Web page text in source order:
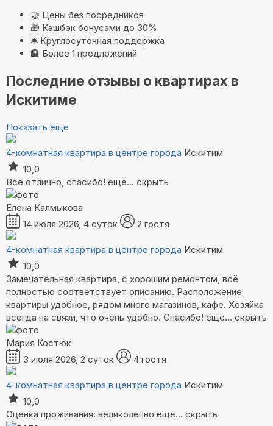
🤝 Цены без посредников
🎁 Кэшбэк бонусами до 30%
🛎️ Круглосуточная поддержка
🏨 Более 1 предложений
Последние отзывы о квартирах в
Искитиме
Показать еще
4-комнатная квартира в центре города Искитим
10,0
Все отлично, спасибо! ещё... скрыть
Елена Калмыкова
14 июля 2026, 4 суток
2 гостя
4-комнатная квартира в центре города Искитим
10,0
Замечательная квартира, с хорошим ремонтом, всё
полностью соответствует описанию. Расположение
квартиры удобное, рядом много магазинов, кафе. Хозяйка
всегда на связи, что очень удобно. Спасибо! ещё... скрыть
Мария Костюк
3 июля 2026, 2 суток
4 гостя
4-комнатная квартира в центре города Искитим
10,0
Оценка проживания: великолепно ещё... скрыть